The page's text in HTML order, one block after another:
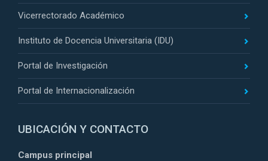
Vicerrectorado Académico
Instituto de Docencia Universitaria (IDU)
Portal de Investigación
Portal de Internacionalización
UBICACIÓN Y CONTACTO
Campus principal